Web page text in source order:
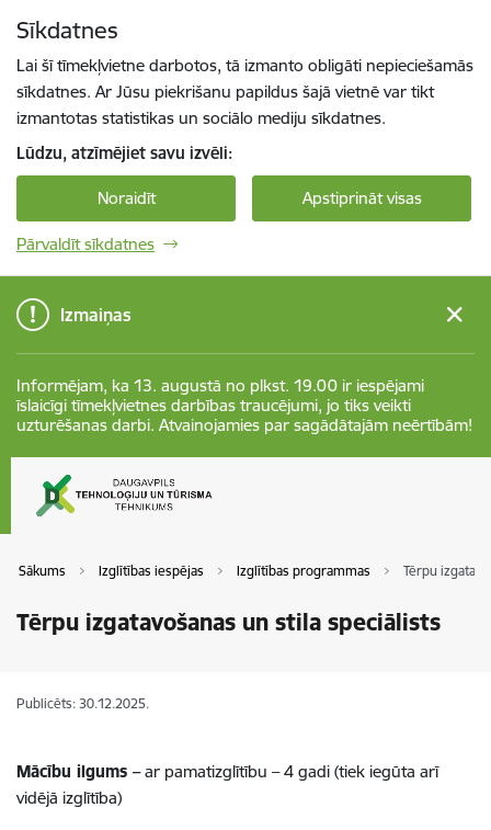
Sīkdatnes
Lai šī tīmekļvietne darbotos, tā izmanto obligāti nepieciešamās
sīkdatnes. Ar Jūsu piekrišanu papildus šajā vietnē var tikt
izmantotas statistikas un sociālo mediju sīkdatnes.
Lūdzu, atzīmējiet savu izvēli:
Noraidīt Apstiprināt visas
Pārvaldīt sīkdatnes
Izmaiņas
Informējam, ka 13. augustā no plkst. 19.00 ir iespējami
īslaicīgi tīmekļvietnes darbības traucējumi, jo tiks veikti
uzturēšanas darbi. Atvainojamies par sagādātajām neērtībām!
Sākums Izglītības iespējas Izglītības programmas Tērpu
Tērpu izgatavošanas un stila speciālists
Publicēts: 30.12.2025.
Mācību ilgums –ar pamatizglītību – 4 gadi (tiek iegūta arī
vidējā izglītība)